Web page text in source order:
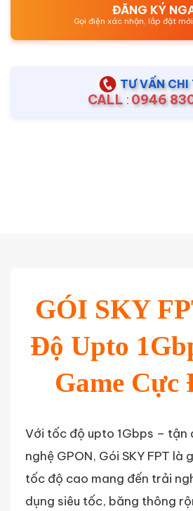
ĐĂNG KÝ
Gọi điện xác nhận, lắp đặt
TƯ VẤN CHI
CALL : 0946
GÓI SKY
Độ Upto
Game Cực
Với tốc độ upto 1Gbps – tận
nghệ GPON, Gói SKY FPT
tốc độ cao mang đến trải
dụng siêu tốc, băng thông